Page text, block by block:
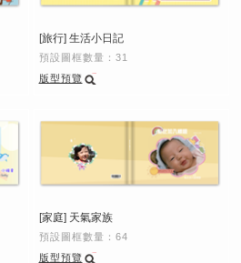
[旅行] 生活小日記
預設圖框數量：31
版型預覽
[家庭] 天氣家族
預設圖框數量：64
版型預覽